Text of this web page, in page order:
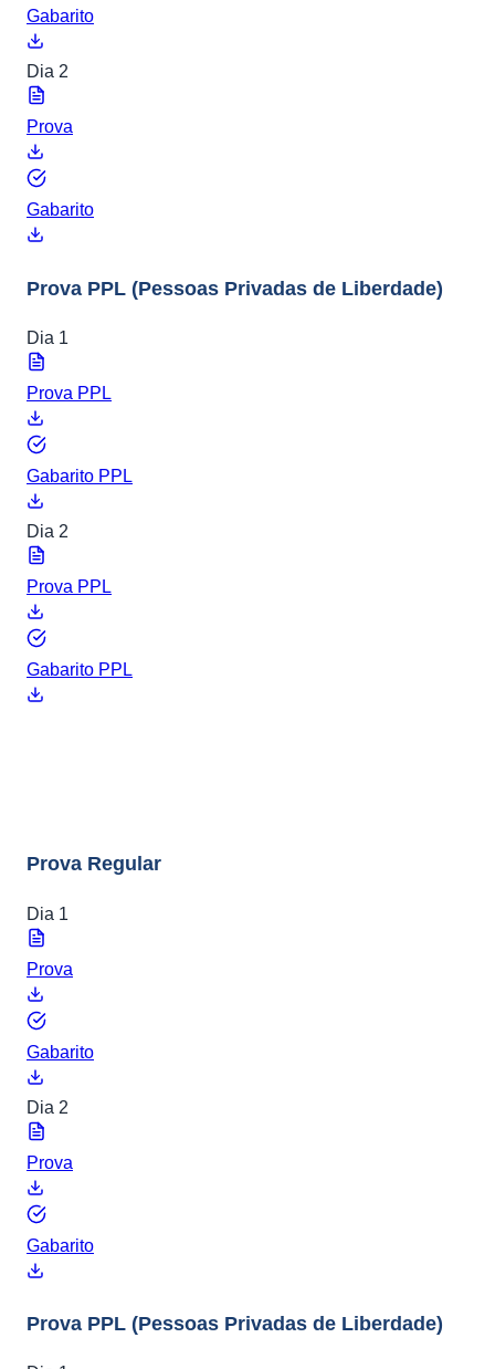
Gabarito
Dia 2
Prova
Gabarito
Prova PPL (Pessoas Privadas de Liberdade)
Dia 1
Prova PPL
Gabarito PPL
Dia 2
Prova PPL
Gabarito PPL
Prova Regular
Dia 1
Prova
Gabarito
Dia 2
Prova
Gabarito
Prova PPL (Pessoas Privadas de Liberdade)